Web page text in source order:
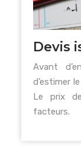
Devis
Avant
d’estimer
Le prix
facteurs.